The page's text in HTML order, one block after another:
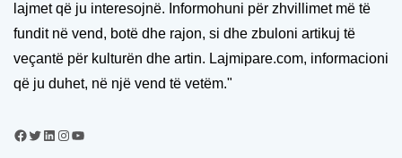
lajmet që ju interesojnë. Informohuni për zhvillimet më të
fundit në vend, botë dhe rajon, si dhe zbuloni artikuj të
veçantë për kulturën dhe artin. Lajmipare.com, informacioni
që ju duhet, në një vend të vetëm."